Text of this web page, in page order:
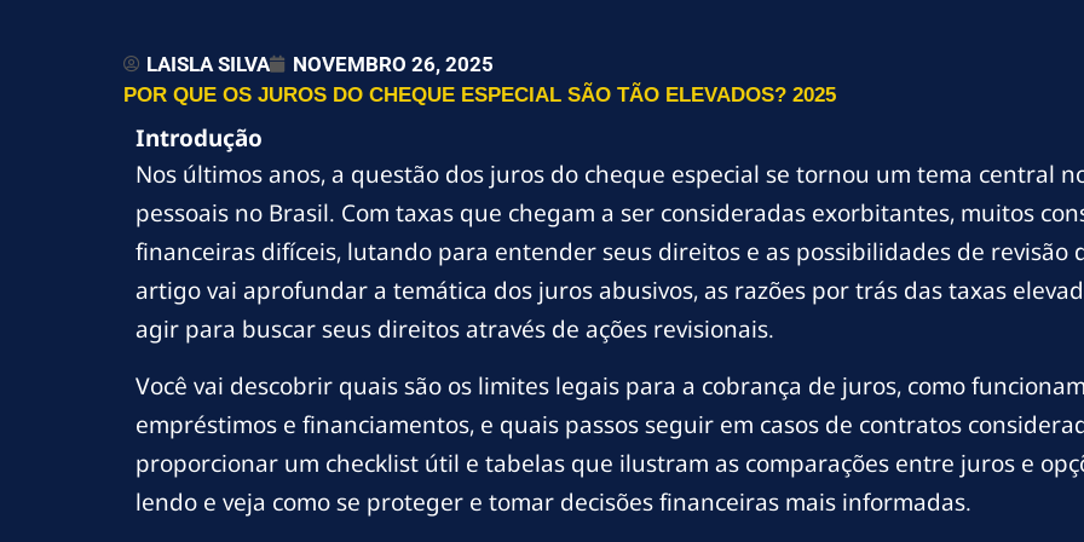
LAISLA SILVA NOVEMBRO 26, 2025
POR QUE OS JUROS DO CHEQUE ESPECIAL SÃO TÃO ELEVADOS? 2025
Introdução
Nos últimos anos, a questão dos juros do cheque especial se tornou um tema central
pessoais no Brasil. Com taxas que chegam a ser consideradas exorbitantes, muitos
financeiras difíceis, lutando para entender seus direitos e as possibilidades de revisão
artigo vai aprofundar a temática dos juros abusivos, as razões por trás das taxas
agir para buscar seus direitos através de ações revisionais.
Você vai descobrir quais são os limites legais para a cobrança de juros, como
empréstimos e financiamentos, e quais passos seguir em casos de contratos
proporcionar um checklist útil e tabelas que ilustram as comparações entre juros e
lendo e veja como se proteger e tomar decisões financeiras mais informadas.